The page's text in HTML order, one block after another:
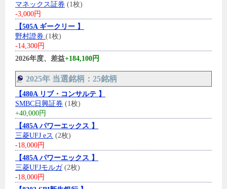
マネックス証券 (1枚)
-3,000円
【505A ギークリー 】
野村證券 (1枚)
-14,300円
2026年度、差益+184,100円
2025年 当選銘柄：25銘柄
【480A リブ・コンサルテ 】
SMBC日興証券 (1枚)
+40,000円
【485A パワーエックス 】
三菱UFJ eス (2枚)
-18,000円
【485A パワーエックス 】
三菱UFJモルガ(2枚)
-18,000円